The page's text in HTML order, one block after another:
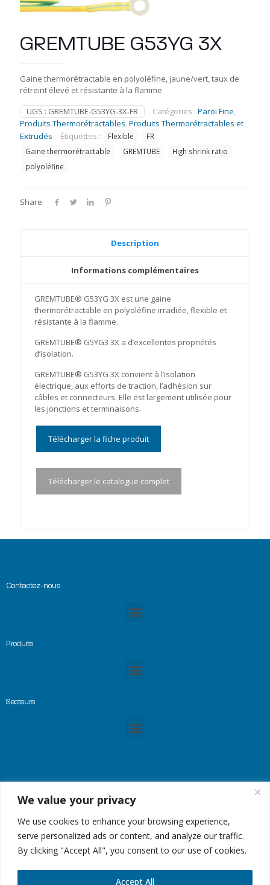
We value your privacy
We use cookies to enhance your browsing experience,
serve personalized ads or content, and analyze our traffic.
By clicking "Accept All", you consent to our use of cookies.
Accept All
GREMTUBE G53YG 3X
Gaine thermorétractable en polyoléfine, jaune/vert, taux de
rétreint élevé et résistante à la flamme
UGS : GREMTUBE-G53YG-3X-FR Catégories : Paroi Fine,
Produits Thermorétractables,Produits Thermorétractables et
Extrudés
Étiquettes : Flexible
FR
Gaine thermorétractable
GREMTUBE
High shrink ratio
polyoléfine
Share
Description
Informations complémentaires
GREMTUBE® G53YG 3X est une gaine
thermorétractable en polyoléfine irradiée, flexible et
résistante à la flamme.
GREMTUBE® G5YG3 3X a d’excellentes propriétés
d’isolation.
GREMTUBE® G53YG 3X convient à l’isolation
électrique, aux efforts de traction, l’adhésion sur
câbles et connecteurs. Elle est largement utilisée pour
les jonctions et terminaisons.
Télécharger la fiche produit
Télécharger le catalogue complet
Contactez-nous
Produits
Secteurs
© Copyright 2023 -GREMTEK, Tous droits réservés |
| Site